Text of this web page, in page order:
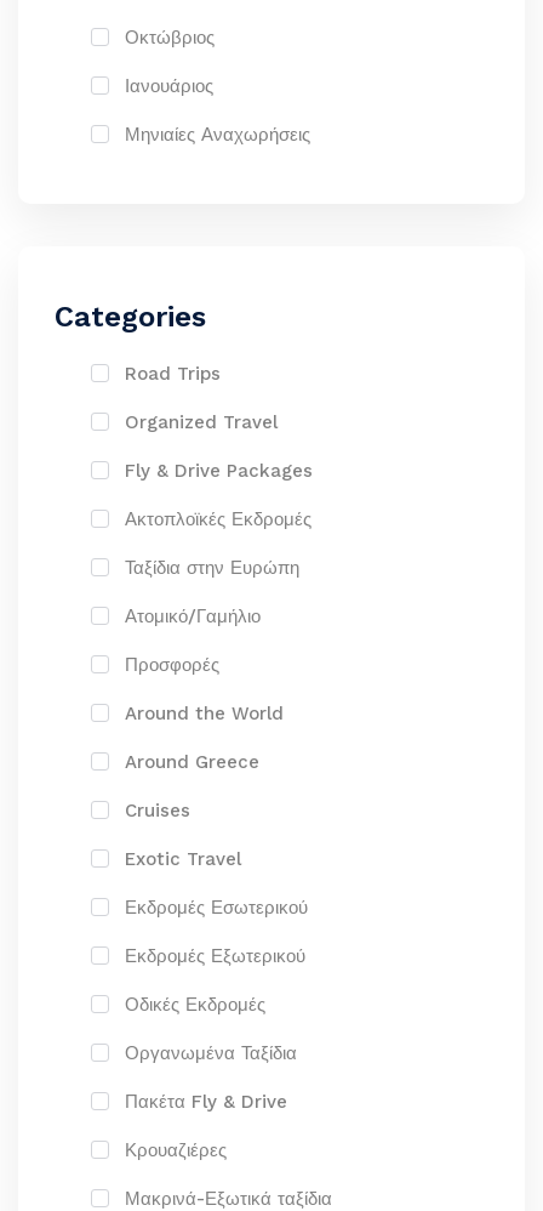
Οκτώβριος
Ιανουάριος
Μηνιαίες Αναχωρήσεις
Categories
Road Trips
Organized Travel
Fly & Drive Packages
Ακτοπλοϊκές Εκδρομές
Ταξίδια στην Ευρώπη
Ατομικό/Γαμήλιο
Προσφορές
Around the World
Around Greece
Cruises
Exotic Travel
Εκδρομές Εσωτερικού
Εκδρομές Εξωτερικού
Οδικές Εκδρομές
Οργανωμένα Ταξίδια
Πακέτα Fly & Drive
Κρουαζιέρες
Μακρινά-Εξωτικά ταξίδια